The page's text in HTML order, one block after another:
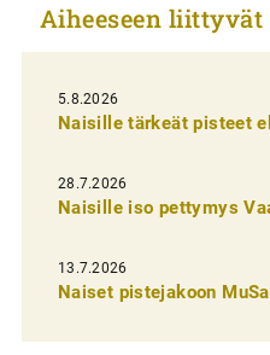
k
e
l
i
e
n
e
Aiheeseen
5.8.2026
Naisille tärkeät pisteet
28.7.2026
Naisille iso pettymys
13.7.2026
Naiset pistejakoon